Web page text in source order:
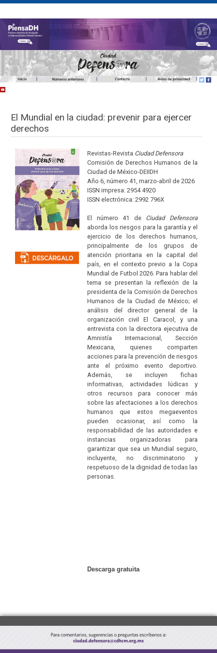
El Mundial en la ciudad: prevenir para ejercer
derechos
Revistas-Revista Ciudad Defensora
Comisión de Derechos Humanos de la
Ciudad de México-DEIIDH
Año 6, número 41, marzo-abril de 2026
ISSN impresa: 2954 4920
ISSN electrónica: 2992 796X
El número 41 de Ciudad Defensora
aborda los riesgos para la garantía y el
ejercicio de los derechos humanos,
principalmente de los grupos de
atención prioritaria en la capital del
país, en el contexto previo a la Copa
Mundial de Futbol 2026. Para hablar del
tema se presentan la reflexión de la
presidenta de la Comisión de Derechos
Humanos de la Ciudad de México; el
análisis del director general de la
organización civil El Caracol, y una
entrevista con la directora ejecutiva de
Amnistía Internacional, Sección
Mexicana, quienes comparten
acciones para la prevención de riesgos
ante el próximo evento deportivo.
Además, se incluyen fichas
informativas, actividades lúdicas y
otros recursos para conocer más
sobre las afectaciones a los derechos
humanos que estos megaeventos
pueden ocasionar, así como la
responsabilidad de las autoridades e
instancias organizadoras para
garantizar que sea un Mundial seguro,
incluyente, no discriminatorio y
respetuoso de la dignidad de todas las
personas.
Descarga gratuita